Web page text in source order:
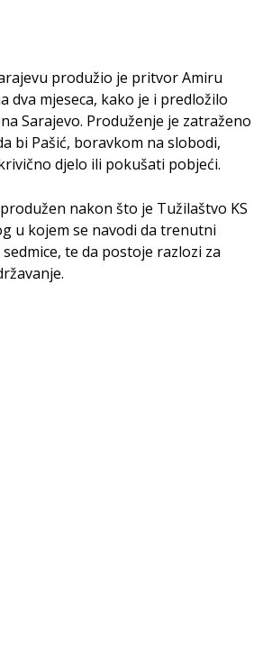
produžio je pritvor Amiru
dva mjeseca, kako je i predložilo
Sarajevo. Produženje je zatraženo
bi Pašić, boravkom na slobodi,
djelo ili pokušati pobjeći.
nakon što je Tužilaštvo KS
u kojem se navodi da trenutni
te da postoje razlozi za